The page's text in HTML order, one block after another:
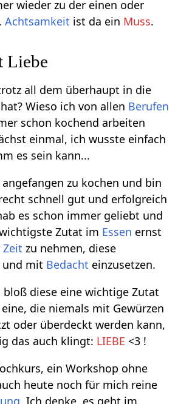
wieder zu der einen oder
Achtsamkeit ist da ein Muss.
Liebe
all dem überhaupt in die
Wieso ich von allen Berufen
schon kochend arbeiten
einmal, ich wusste einfach
es sein kann...
zu kochen und bin
schnell gut und erfolgreich
es schon immer geliebt und
Zutat im Essen ernst
Zeit zu nehmen, diese
mit Bedacht einzusetzen.
diese eine wichtige Zutat
die niemals mit Gewürzen
oder überdeckt werden kann,
das auch klingt: LIEBE <3 !
ein Workshop ohne
heute noch für mich reine